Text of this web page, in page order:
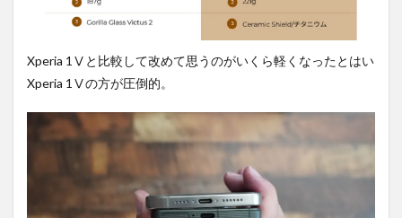
Xperia 1Ⅴと比較して改めて思うのがいくら軽くなったとはい
Xperia 1Ⅴの方が圧倒的。